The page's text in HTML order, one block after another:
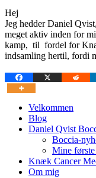
Hej
Jeg hedder Daniel
meget aktiv inden for
kamp, til fordel for
indsamling hertil, fordi
Blog om
atlet til
Velkommen
Blog
Daniel Qvist
Boccia-
Mine
Knæk Cancer
Om mig